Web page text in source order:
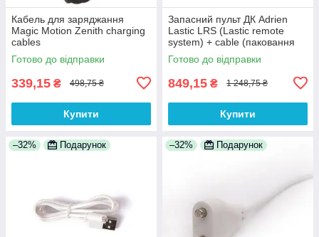
Кабель для заряджання
Magic Motion Zenith charging
cables
Готово до відправки
339,15 ₴ 498,75 ₴
Купити
Запасний пульт ДК Adrien
Lastic LRS (Lastic remote
system) + cable (паковання
пакет)
Готово до відправки
849,15 ₴ 1 248,75 ₴
Купити
–32% Подарунок –32% Подарунок